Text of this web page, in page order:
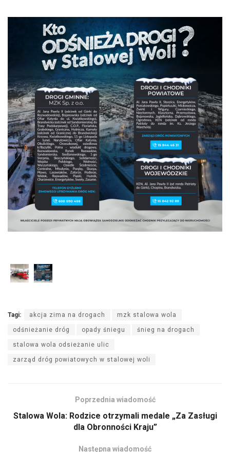
Tagi: akcja zima na drogach mzk stalowa wola
odśnieżanie dróg opady śniegu śnieg na drogach
stalowa wola odsieżanie ulic
zarząd dróg powiatowych w stalowej woli
Poprzednia wiadomość
Stalowa Wola: Rodzice otrzymali medale „Za Zasługi
dla Obronności Kraju”
Następna wiadomość